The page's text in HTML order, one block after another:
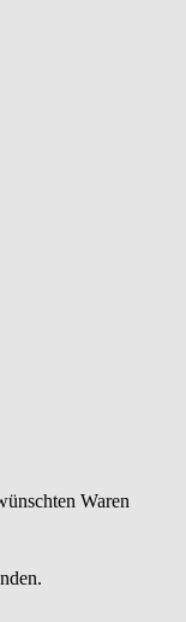
Waren